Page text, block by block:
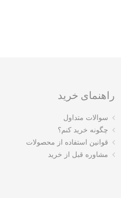
راهنمای خرید
سوالات متداول
چگونه خرید کنم؟
قوانین استفاده از محصولات
مشاوره قبل از خرید